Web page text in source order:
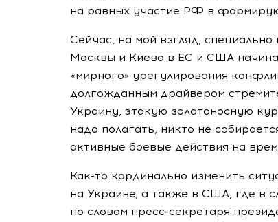
на равных участие РФ в
Сейчас, на мой взгляд,
Москвы и Киева в ЕС и США
«мирного» урегулирования
долгожданным драйвером
Украину, этакую золотоносную
надо полагать, никто не
активные боевые действия на
Как-то кардинально изменить
на Украине, а также в США, где в
по словам пресс-секретаря